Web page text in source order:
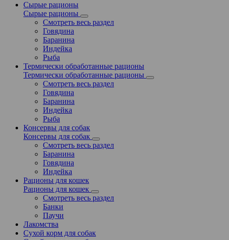
Сырые рационы
Сырые рационы
Смотреть весь раздел
Говядина
Баранина
Индейка
Рыба
Термически обработанные рационы
Термически обработанные рационы
Смотреть весь раздел
Говядина
Баранина
Индейка
Рыба
Консервы для собак
Консервы для собак
Смотреть весь раздел
Баранина
Говядина
Индейка
Рационы для кошек
Рационы для кошек
Смотреть весь раздел
Банки
Паучи
Лакомства
Сухой корм для собак